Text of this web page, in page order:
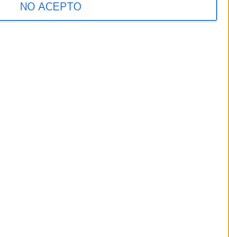
NO ACEPTO